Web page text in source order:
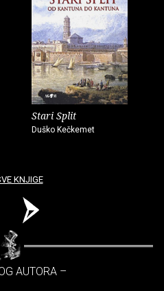
Stari Split
Duško Kečkemet
KNJIGE
AUTORA –